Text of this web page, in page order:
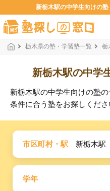
新栃木駅の中学生向けの塾
栃木県の塾・学習塾一覧 栃
新栃木駅の中学
新栃木駅の中学生向けの塾
条件に合う塾をお探しくださ
市区町村・駅 新栃木駅
学年